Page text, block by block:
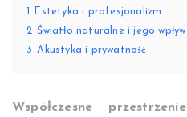
Estetyka i profesjonalizm
2 Światło naturalne i jego
3
Akustyka i prywatność
Współczesne